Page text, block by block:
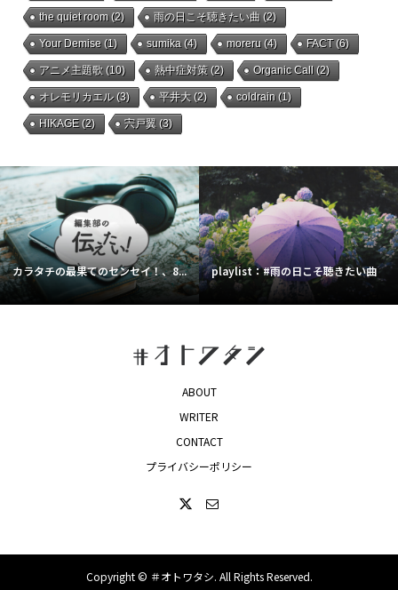
the quiet room(2) 雨の日こそ聴きたい曲(2)
Your Demise(1) sumika(4) moreru(4) FACT(6)
アニメ主題歌(10) 熱中症対策(2) Organic Call(2)
オレモリカエル(3) 平井大(2) coldrain(1)
HIKAGE(2) 宍戸翼(3)
平井大＠江ノ島東浜海岸 弾き語り... 『マツクランジャタイ～あぁ再演...
ABOUT
WRITER
CONTACT
プライバシーポリシー
Copyright © ＃オトワタシ. All Rights Reserved.